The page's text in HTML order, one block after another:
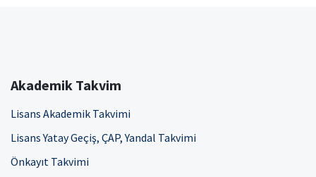
Akademik Takvim
Lisans Akademik Takvimi
Lisans Yatay Geçiş, ÇAP, Yandal Takvimi
Önkayıt Takvimi